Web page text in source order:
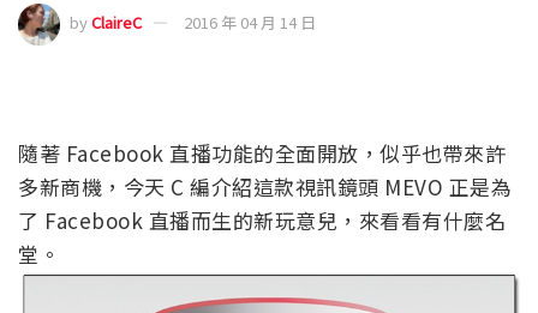
byClaireC 2016 年 04 月 14 日
隨著 Facebook 直播功能的全面開放，似乎也帶來許
多新商機，今天 C 編介紹這款視訊鏡頭 MEVO 正是為
了 Facebook 直播而生的新玩意兒，來看看有什麼名
堂。